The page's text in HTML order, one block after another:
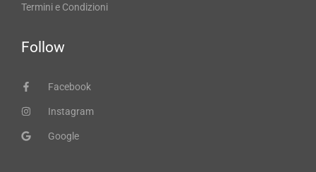
Termini e Condizioni
Follow
Facebook
Instagram
Google